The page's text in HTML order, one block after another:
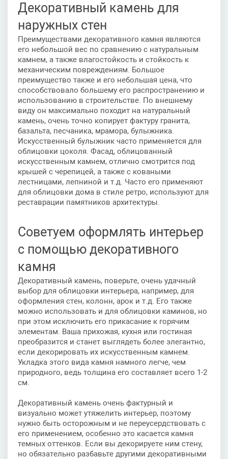
Декоративный камень для
наружных стен
Преимуществами декоративного камня являются
его небольшой вес по сравнению с натуральным
камнем, а также влагостойкость и стойкость к
механическим повреждениям. Большое
преимущество также и его небольшая цена, что
способствовало большему его распространению и
использованию в строительстве. По внешнему
виду он максимально походит на натуральный
камень, очень точно копирует фактуру гранита,
базальта, песчаника, мрамора, булыжника.
Искусственный булыжник часто применяется для
облицовки цоколя. Фасад, облицованный
искусственным камнем, отлично смотрится под
крышей с черепицей, а также с коваными
лестницами, лепниной и т.д. Часто его применяют
для облицовки дома в стиле ретро, используют для
реставрации памятников архитектуры.
Советуем оформлять интерьер
с помощью декоративного
камня
Декоративный камень, поверьте, очень удачный
выбор для облицовки интерьера, например, для
оформления стен, колонн, арок и т.д. Его также
можно использовать и для облицовки каминов, но
при этом исключить его прикасание к горячим
элементам. Ваша прихожая, кухня или гостиная
преобразится и станет выглядеть более элегантно,
если декорировать их искусственным камнем.
Укладка этого вида камня намного легче, чем
природного, ведь толщина его составляет всего 1-2
см.
Декоративный камень очень фактурный и
визуально может утяжелить интерьер, поэтому
нужно быть осторожным и не переусердствовать с
его применением, особенно это касается камня
темных оттенков. Если вы декорируете ним стену,
но обязательно разбавьте другими декоративными